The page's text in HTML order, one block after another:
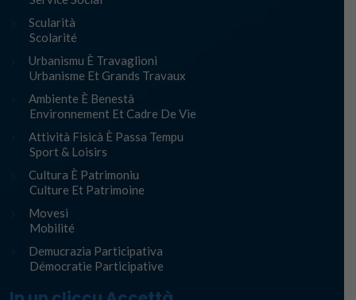
Scularità
Scolarité
Urbanismu È Travaglioni
Urbanisme Et Grands Travaux
Ambiente È Benestà
Environnement Et Cadre De Vie
Attività Fisicà È Passa Tempu
Sport & Loisirs
Cultura È Patrimoniu
Culture Et Patrimoine
Movesi
Mobilité
Demucrazia Participativa
Démocratie Participative